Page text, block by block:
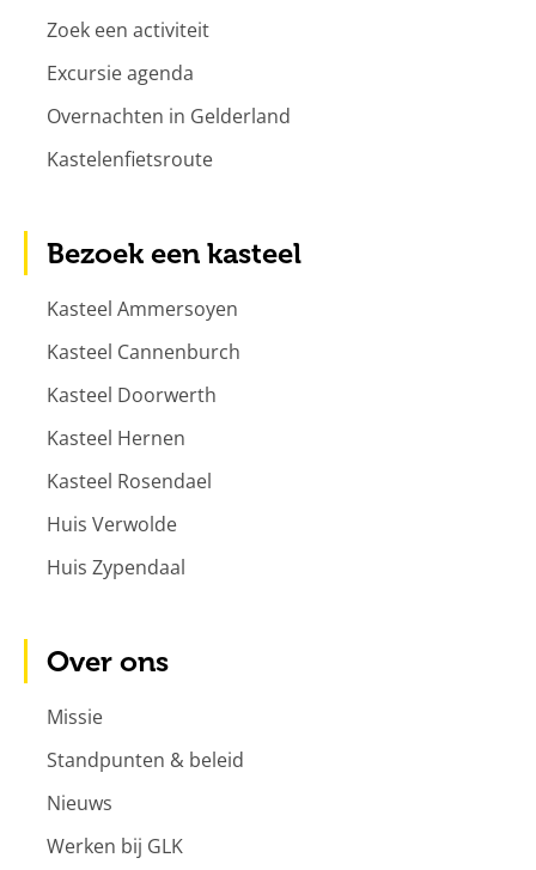
Zoek een activiteit
Excursie agenda
Overnachten in Gelderland
Kastelenfietsroute
Bezoek een kasteel
Kasteel Ammersoyen
Kasteel Cannenburch
Kasteel Doorwerth
Kasteel Hernen
Kasteel Rosendael
Huis Verwolde
Huis Zypendaal
Over ons
Missie
Standpunten & beleid
Nieuws
Werken bij GLK